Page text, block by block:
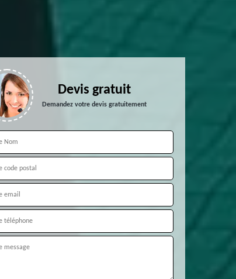
Devis gratuit
Demandez votre devis gratuitement